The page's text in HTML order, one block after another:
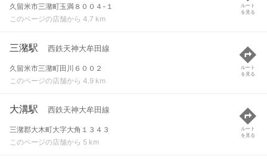
久留米市三潴町玉満８００４-１
このページの店舗から 4.7 km
ルート
を見る
三潴駅 西鉄天神大牟田線
久留米市三潴町田川６００２
このページの店舗から 4.9 km
ルート
を見る
大溝駅 西鉄天神大牟田線
三潴郡大木町大字大角１３４３
このページの店舗から 5 km
ルート
を見る